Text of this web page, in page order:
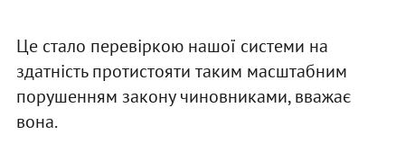
Це стало перевіркою нашої системи на
здатність протистояти таким масштабним
порушенням закону чиновниками, вважає
вона.